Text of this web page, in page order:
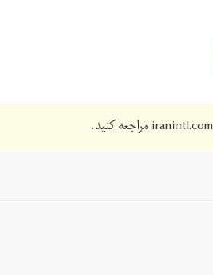
iranintl.comمراجعه کنید.